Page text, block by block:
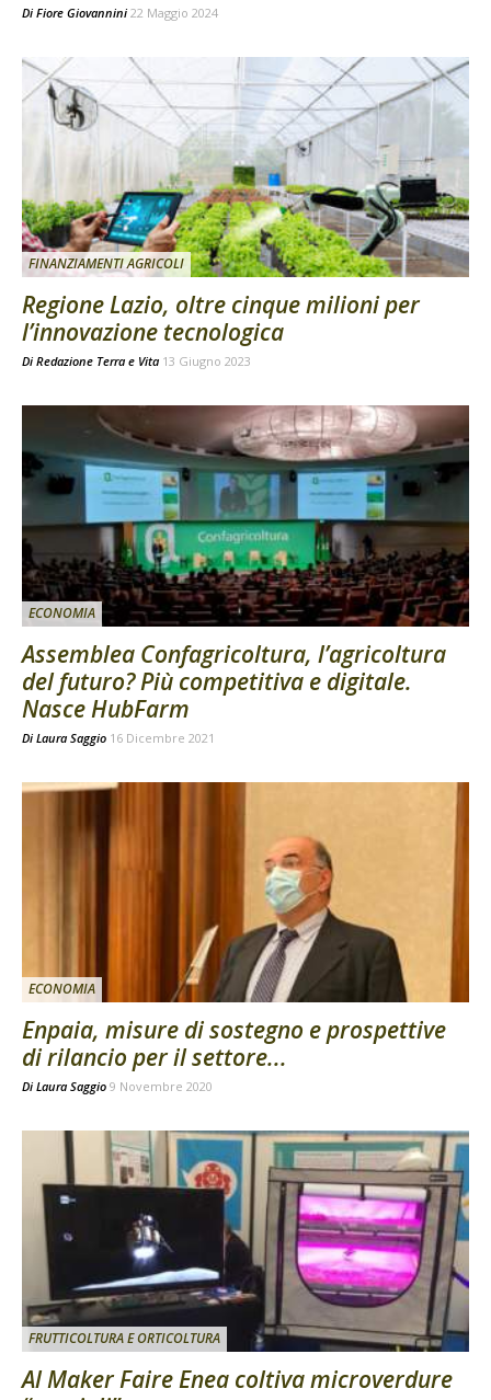
Di Fiore Giovannini 22 Maggio 2024
FINANZIAMENTI AGRICOLI
Regione Lazio, oltre cinque milioni per
l’innovazione tecnologica
Di Redazione Terra e Vita 13 Giugno 2023
ECONOMIA
Assemblea Confagricoltura, l’agricoltura
del futuro? Più competitiva e digitale.
Nasce HubFarm
Di Laura Saggio 16 Dicembre 2021
ECONOMIA
Enpaia, misure di sostegno e prospettive
di rilancio per il settore...
Di Laura Saggio 9 Novembre 2020
FRUTTICOLTURA E ORTICOLTURA
Al Maker Faire Enea coltiva microverdure